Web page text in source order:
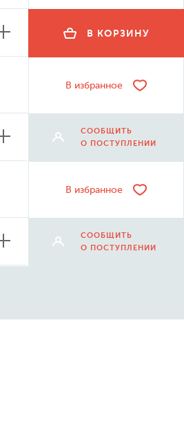
В КОРЗИНУ
В избранное
СООБЩИТЬ
О ПОСТУПЛЕНИИ
В избранное
СООБЩИТЬ
О ПОСТУПЛЕНИИ